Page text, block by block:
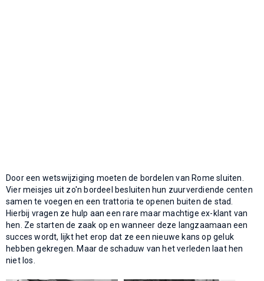
Door een wetswijziging moeten de bordelen van Rome sluiten.
Vier meisjes uit zo'n bordeel besluiten hun zuurverdiende centen
samen te voegen en een trattoria te openen buiten de stad.
Hierbij vragen ze hulp aan een rare maar machtige ex-klant van
hen. Ze starten de zaak op en wanneer deze langzaamaan een
succes wordt, lijkt het erop dat ze een nieuwe kans op geluk
hebben gekregen. Maar de schaduw van het verleden laat hen
niet los.